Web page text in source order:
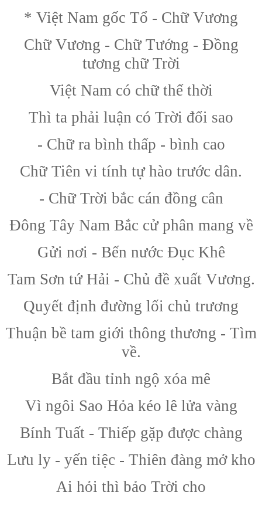
* Việt Nam gốc Tổ - Chữ Vương
Chữ Vương - Chữ Tướng - Đồng
tương chữ Trời
Việt Nam có chữ thế thời
Thì ta phải luận có Trời đổi sao
- Chữ ra bình thấp - bình cao
Chữ Tiên vi tính tự hào trước dân.
- Chữ Trời bắc cán đồng cân
Đông Tây Nam Bắc cử phân mang về
Gửi nơi - Bến nước Đục Khê
Tam Sơn tứ Hải - Chủ đề xuất Vương.
Quyết định đường lối chủ trương
Thuận bề tam giới thông thương - Tìm
về.
Bắt đầu tỉnh ngộ xóa mê
Vì ngôi Sao Hỏa kéo lê lửa vàng
Bính Tuất - Thiếp gặp được chàng
Lưu ly - yến tiệc - Thiên đàng mở kho
Ai hỏi thì bảo Trời cho